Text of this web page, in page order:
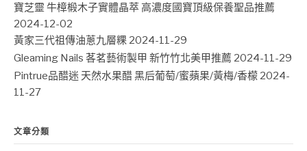
寶芝靈 牛樟椴木子實體晶萃 高濃度國寶頂級保養聖品推薦
2024-12-02
黃家三代祖傳油蔥九層粿 2024-11-29
Gleaming Nails 茖茗藝術製甲 新竹竹北美甲推薦 2024-11-29
Pintrue品醋迷 天然水果醋 黑后葡萄/蜜蘋果/黃梅/香檬 2024-
11-27
文章分類